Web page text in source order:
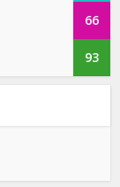
66
93